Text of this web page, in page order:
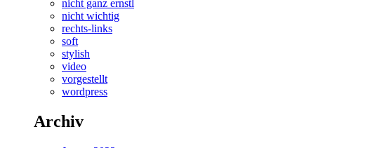
nicht ganz ernstl
nicht wichtig
rechts-links
soft
stylish
video
vorgestellt
wordpress
Archiv